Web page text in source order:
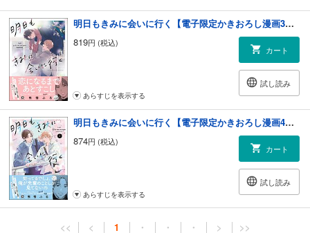
明日もきみに会いに行く【電子限定かきおろし漫画3P付】＜デジタル版＞
819円 (税込)
カート
試し読み
あらすじを表示する
明日もきみに会いに行く【電子限定かきおろし漫画4P付】＜デジタル版＞ （2）
874円 (税込)
カート
試し読み
あらすじを表示する
<< < 1 ・ ・ ・ > >>